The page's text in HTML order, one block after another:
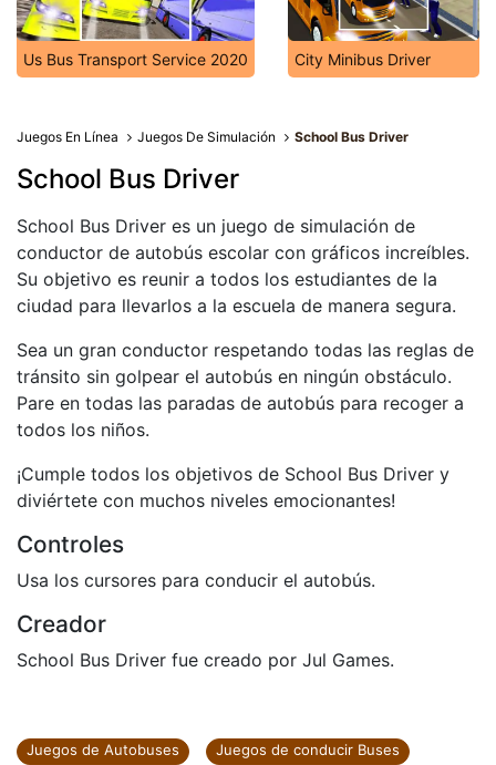
Us Bus Transport Service 2020 City Minibus Driver
Juegos En Línea Juegos De Simulación School Bus Driver
School Bus Driver
School Bus Driver es un juego de simulación de
conductor de autobús escolar con gráficos increíbles.
Su objetivo es reunir a todos los estudiantes de la
ciudad para llevarlos a la escuela de manera segura.
Sea un gran conductor respetando todas las reglas de
tránsito sin golpear el autobús en ningún obstáculo.
Pare en todas las paradas de autobús para recoger a
todos los niños.
¡Cumple todos los objetivos de School Bus Driver y
diviértete con muchos niveles emocionantes!
Controles
Usa los cursores para conducir el autobús.
Creador
School Bus Driver fue creado por Jul Games.
Juegos de Autobuses
Juegos de conducir Buses